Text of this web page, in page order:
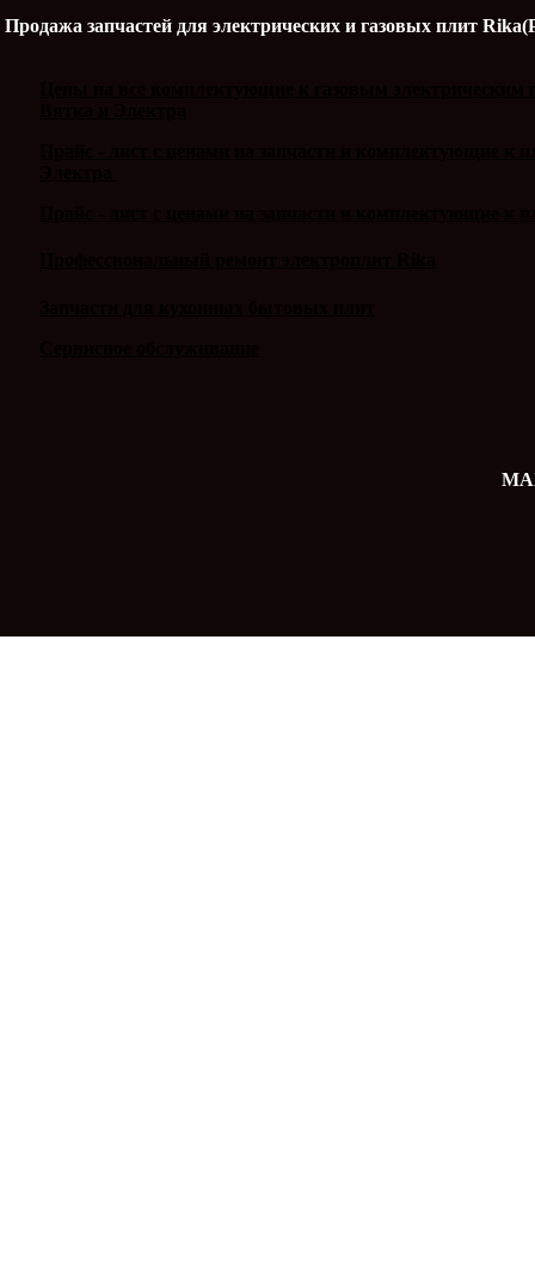
Продажа запчастей для электрических и газовых плит